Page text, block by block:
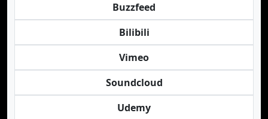
Buzzfeed
Bilibili
Vimeo
Soundcloud
Udemy